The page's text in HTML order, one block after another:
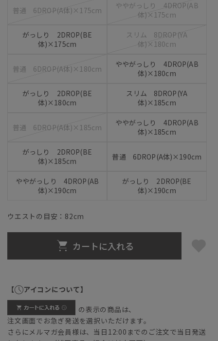
普通 6DROP(A体)×175cm
ややがっしり 4DROP(AB
体)×175cm
がっしり 2DROP(BE
体)×175cm
スリム 8DROP(YA
体)×180cm
普通 6DROP(A体)×180cm
ややがっしり 4DROP(AB
体)×180cm
がっしり 2DROP(BE
体)×180cm
スリム 8DROP(YA
体)×185cm
普通 6DROP(A体)×185cm
ややがっしり 4DROP(AB
体)×185cm
がっしり 2DROP(BE
体)×185cm
普通 6DROP(A体)×190cm
ややがっしり 4DROP(AB
体)×190cm
がっしり 2DROP(BE
体)×190cm
ウエストの目安： 82cm
カートに入れる
【 アイコンについて】
の表示の商品は、
注文画面でお急ぎ発送を選択いただけます。
さらにメルマガ会員様は、当日12:00までのご注文で当日発送